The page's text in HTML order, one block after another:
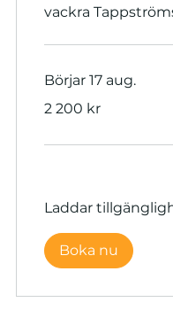
vackra
Börjar 17 aug.
svenska
2 200 kr
Laddar
Boka nu